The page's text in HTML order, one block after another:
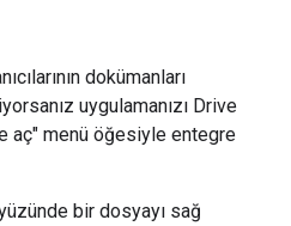
dokümanları
uygulamanızı Drive
aç" menü öğesiyle entegre
bir dosyayı sağ